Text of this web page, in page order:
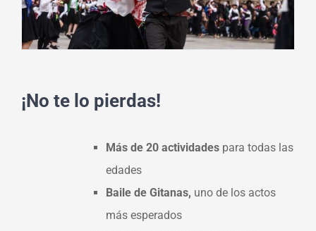
¡No te lo pierdas!
Más de 20 actividades para todas las
edades
Baile de Gitanas, uno de los actos
más esperados